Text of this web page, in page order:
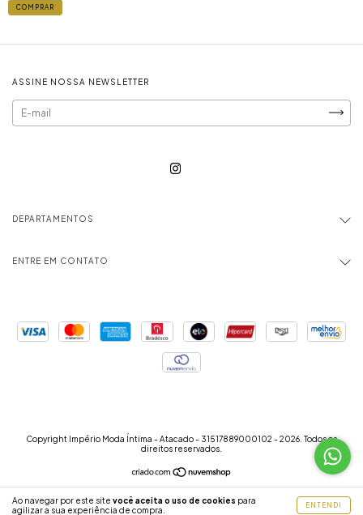
Ao navegar por este site você aceita o uso de cookies para
agilizar a sua experiência de compra.
ENTENDI
COMPRAR
ASSINE NOSSA NEWSLETTER
DEPARTAMENTOS
ENTRE EM CONTATO
Copyright Império Moda Íntima - Atacado - 31517889000102 - 2026. Todos os
direitos reservados.